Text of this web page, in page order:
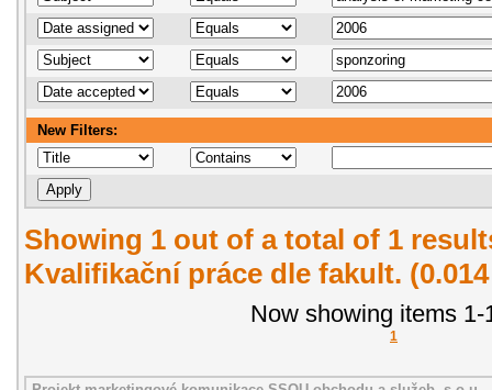
New Filters:
Showing 1 out of a total of 1
Kvalifikační práce dle fakult.
Now showing items 1-
1